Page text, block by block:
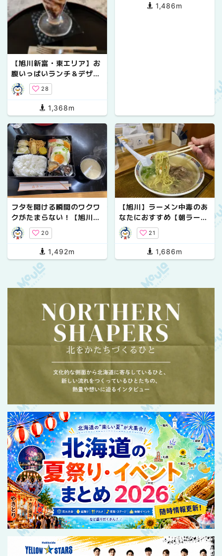
【旭川新富・東エリア】お
腹いっぱいランチ＆デザー
ト巡り♪
28
1,368m
1,486m
フタを開ける瞬間のワクワ
クがたまらない！【旭川】
美味しい日替り弁当
20
1,492m
【旭川】ラーメン中毒のあ
なたにおすすめ【朝ラー】
ができるお店！第2弾
21
1,686m